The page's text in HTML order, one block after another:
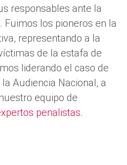
responsables ante la
Fuimos los pioneros en la
representando a la
de la estafa de
liderando el caso de
la Audiencia Nacional, a
equipo de
penalistas.